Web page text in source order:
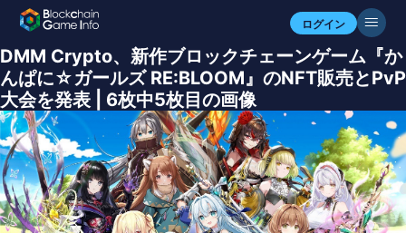
ログイン
DMM Crypto、新作ブロックチェーンゲーム『か
んぱに☆ガールズ RE:BLOOM』のNFT販売とPvP
大会を発表 | 6枚中5枚目の画像